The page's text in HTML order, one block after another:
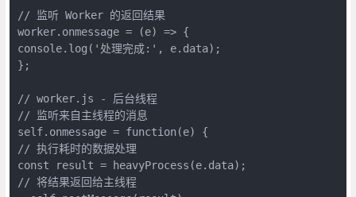
// 监听 Worker 的返回结果
worker.onmessage = (e) => {
console.log('处理完成:', e.data);
};
// worker.js - 后台线程
// 监听来自主线程的消息
self.onmessage = function(e) {
// 执行耗时的数据处理
const result = heavyProcess(e.data);
// 将结果返回给主线程